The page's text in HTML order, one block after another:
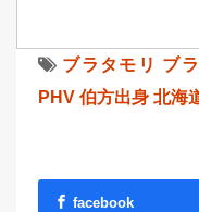
ブラタモリ ブ
PHV 伯方出身 北海
facebook